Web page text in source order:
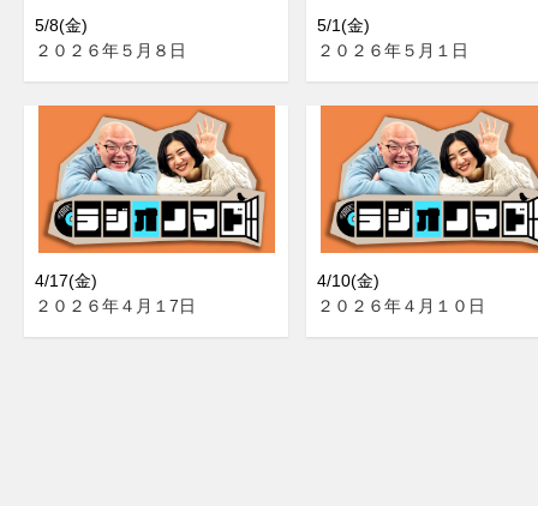
5/8(金)
２０２６年５月８日
5/1(金)
２０２６年５月１日
4/17(金)
２０２６年４月１7日
4/10(金)
２０２６年４月１０日